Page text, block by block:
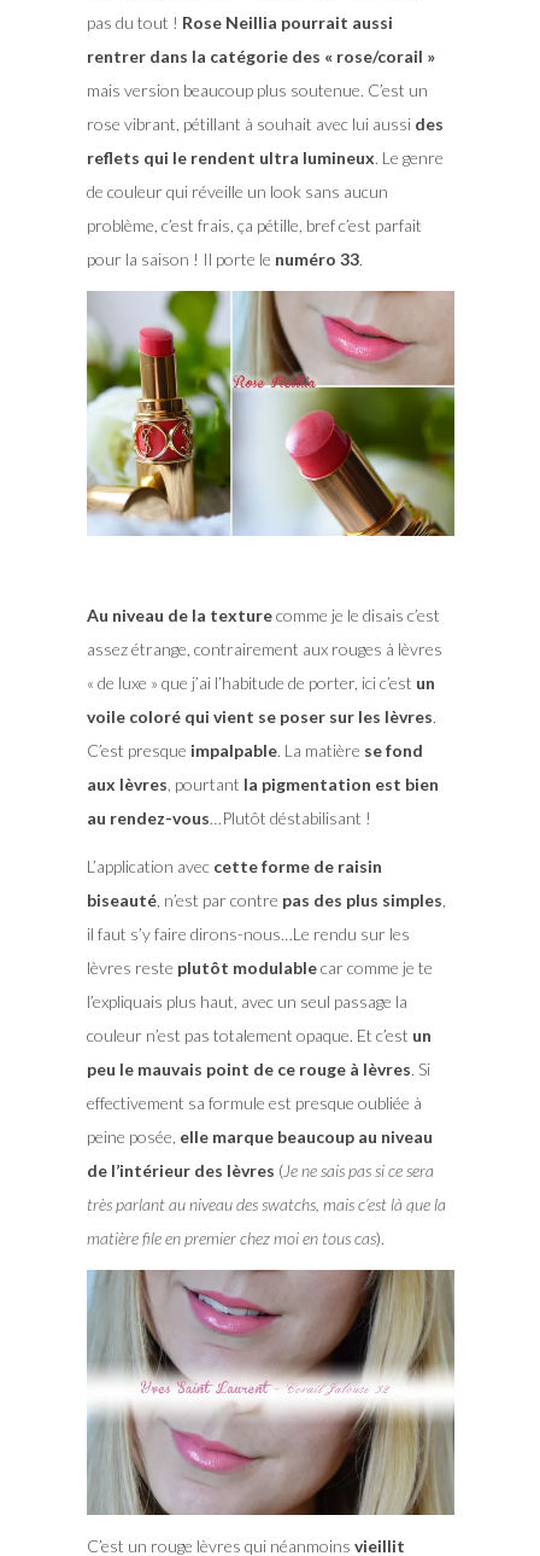
pas du tout ! Rose Neillia pourrait aussi
rentrer dans la catégorie des « rose/corail »
mais version beaucoup plus soutenue. C’est un
rose vibrant, pétillant à souhait avec lui aussi des
reflets qui le rendent ultra lumineux. Le genre
de couleur qui réveille un look sans aucun
problème, c’est frais, ça pétille, bref c’est parfait
pour la saison ! Il porte le numéro 33.
Au niveau de la texturecomme je le disais c’est
assez étrange, contrairement aux rouges à lèvres
« de luxe » que j’ai l’habitude de porter, ici c’est un
voile coloré qui vient se poser sur les lèvres.
C’est presque impalpable. La matière se fond
aux lèvres , pourtant la pigmentation est bien
au rendez-vous…Plutôt déstabilisant !
L’application avec cette forme de raisin
biseauté, n’est par contre pas des plus simples
il faut s’y faire dirons-nous…Le rendu sur les
lèvres reste plutôt modulablecar comme je te
l’expliquais plus haut, avec un seul passage la
couleur n’est pas totalement opaque. Et c’est un
peu le mauvais point de ce rouge à lèvres. Si
effectivement sa formule est presque oubliée à
peine posée, elle marque beaucoup au niveau
de l’intérieur des lèvres (Je ne sais pas si ce sera
très parlant au niveau des swatchs, mais c’est là que la
matière file en premier chez moi en tous cas).
C’est un rouge lèvres qui néanmoins vieillit